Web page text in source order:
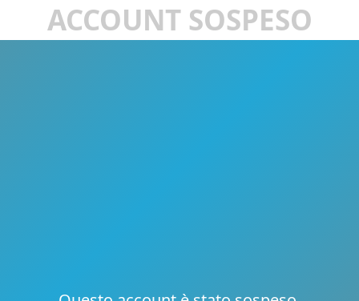
ACCOUNT SOSPESO